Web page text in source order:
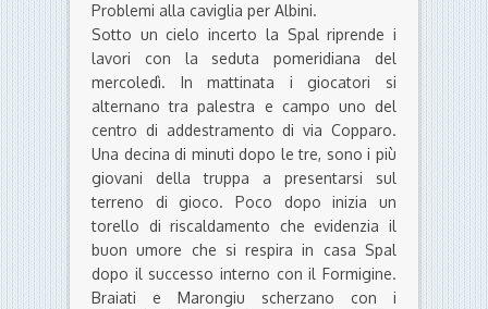
Problemi alla caviglia per Albini.
Sotto un cielo incerto la Spal riprende i
lavori con la seduta pomeridiana del
mercoledì. In mattinata i giocatori si
alternano tra palestra e campo uno del
centro di addestramento di via Copparo.
Una decina di minuti dopo le tre, sono i più
giovani della truppa a presentarsi sul
terreno di gioco. Poco dopo inizia un
torello di riscaldamento che evidenzia il
buon umore che si respira in casa Spal
dopo il successo interno con il Formigine.
Braiati e Marongiu scherzano con i